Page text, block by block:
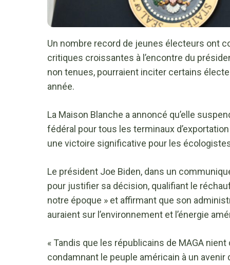
Un nombre record de jeunes électeurs ont
critiques croissantes à l’encontre du
non tenues, pourraient inciter certains
année.
La Maison Blanche a annoncé qu’elle
fédéral pour tous les terminaux
une victoire significative pour les
Le président Joe Biden, dans un
pour justifier sa décision, qualifiant le
notre époque » et affirmant que son
auraient sur l’environnement et l’énergie
« Tandis que les républicains de MAGA
condamnant le peuple américain à un